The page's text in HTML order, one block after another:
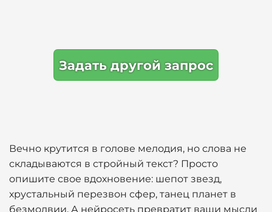
Задать другой запрос
Вечно крутится в голове мелодия, но слова не
складываются в стройный текст? Просто
опишите свое вдохновение: шепот звезд,
хрустальный перезвон сфер, танец планет в
безмолвии. А нейросеть превратит ваши мысли